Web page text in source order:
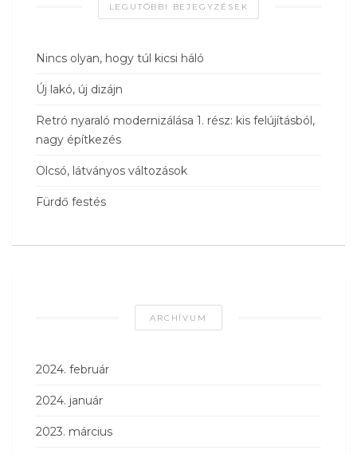
LEGUTÓBBI BEJEGYZÉSEK
Nincs olyan, hogy túl kicsi háló
Új lakó, új dizájn
Retró nyaraló modernizálása 1. rész: kis felújításból,
nagy építkezés
Olcsó, látványos változások
Fürdő festés
ARCHÍVUM
2024. február
2024. január
2023. március